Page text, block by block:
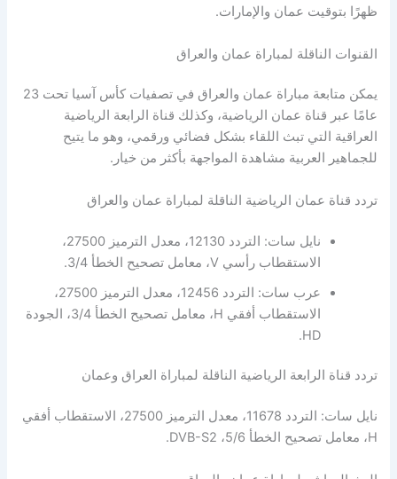
ظهرًا بتوقيت عمان والإمارات.
القنوات الناقلة لمباراة عمان والعراق
يمكن متابعة مباراة عمان والعراق في تصفيات كأس آسيا تحت 23
عامًا عبر قناة عمان الرياضية، وكذلك قناة الرابعة الرياضية
العراقية التي تبث اللقاء بشكل فضائي ورقمي، وهو ما يتيح
للجماهير العربية مشاهدة المواجهة بأكثر من خيار.
تردد قناة عمان الرياضية الناقلة لمباراة عمان والعراق
نايل سات: التردد 12130، معدل الترميز 27500،
الاستقطاب رأسي V، معامل تصحيح الخطأ 3/4.
عرب سات: التردد 12456، معدل الترميز 27500،
الاستقطاب أفقي H، معامل تصحيح الخطأ 3/4، الجودة
HD.
تردد قناة الرابعة الرياضية الناقلة لمباراة العراق وعمان
نايل سات: التردد 11678، معدل الترميز 27500، الاستقطاب أفقي
H، معامل تصحيح الخطأ 5/6، DVB-S2.